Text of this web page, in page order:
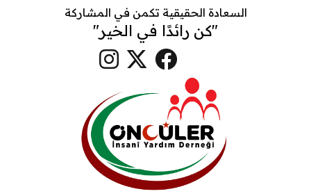
السعادة الحقيقية تكمن في المشاركة
"كن رائدًا في الخير"